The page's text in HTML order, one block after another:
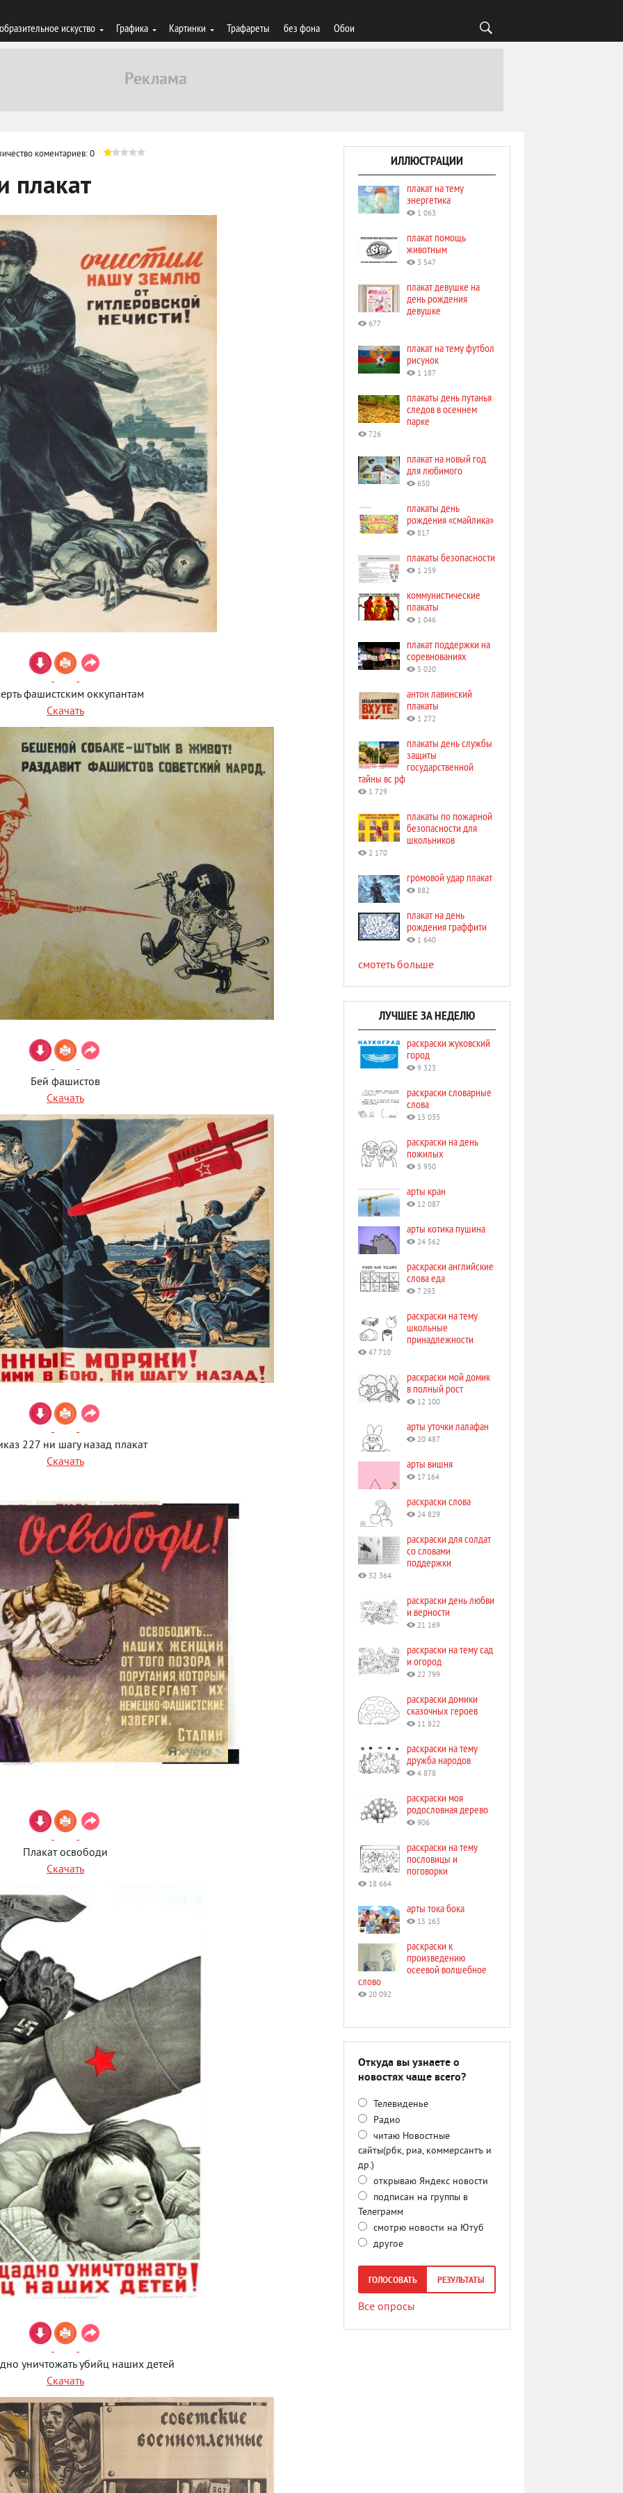
искуство Графика Картинки Трафареты без фона Обои
коментариев: 0
плакат
фашистским оккупантам
Скачать
Бей фашистов
Скачать
227 ни шагу назад плакат
Скачать
Плакат освободи
Скачать
уничтожать убийц наших детей
Скачать
ИЛЛЮСТРАЦИИ
плакат на тему
энергетика
1 063
плакат помощь
животным
3 547
плакат девушке на
день рождения
девушке
677
плакат на тему футбол
рисунок
1 187
плакаты день путанья
следов в осеннем
парке
726
плакат на новый год
для любимого
650
плакаты день
рождения «смайлика»
817
плакаты безопасности
1 259
коммунистические
плакаты
1 046
плакат поддержки на
соревнованиях
5 020
антон лавинский
плакаты
1 272
плакаты день службы
защиты
государственной
тайны вс рф
1 729
плакаты по пожарной
безопасности для
школьников
2 170
громовой удар плакат
882
плакат на день
рождения граффити
1 640
смотеть больше
ЛУЧШЕЕ ЗА НЕДЕЛЮ
раскраски жуковский
город
9 323
раскраски словарные
слова
15 035
раскраски на день
пожилых
5 950
арты кран
12 087
арты котика пушина
24 562
раскраски английские
слова еда
7 293
раскраски на тему
школьные
принадлежности
47 710
раскраски мой домик
в полный рост
12 100
арты уточки лалафан
20 487
арты вишня
17 164
раскраски слова
24 829
раскраски для солдат
со словами
поддержки
32 364
раскраски день любви
и верности
21 169
раскраски на тему сад
и огород
22 799
раскраски домики
сказочных героев
11 822
раскраски на тему
дружба народов
4 878
раскраски моя
родословная дерево
906
раскраски на тему
пословицы и
поговорки
18 664
арты тока бока
15 163
раскраски к
произведению
осеевой волшебное
слово
20 092
Откуда вы узнаете о
новостях чаще всего?
Телевиденье
Радио
читаю Новостные
сайты(рбк, риа, коммерсантъ и
др.)
открываю Яндекс новости
подписан на группы в
Телеграмм
смотрю новости на Ютуб
другое
ГОЛОСОВАТЬ РЕЗУЛЬТАТЫ
Все опросы